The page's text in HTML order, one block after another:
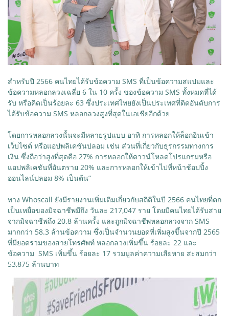
สำหรับปี 2566 คนไทยได้รับข้อความ SMS ที่เป็นข้อความสแปมและ
ข้อความหลอกลวงเฉลี่ย 6 ใน 10 ครั้ง ของข้อความ SMS ทั้งหมดที่ได้
รับ หรือคิดเป็นร้อยละ 63 ซึ่งประเทศไทยยังเป็นประเทศที่ติดอันดับการ
ได้รับข้อความ SMS หลอกลวงสูงที่สุดในเอเชียอีกด้วย
โดยการหลอกลวงนั้นจะมีหลายรูปแบบ อาทิ การหลอกให้ล็อกอินเข้า
เว็บไซต์ หรือแอปพลิเคชันปลอม เช่น ส่วนที่เกี่ยวกับธุรกรรมทางการ
เงิน ซึ่งถือว่าสูงที่สุดคือ 27% การหลอกให้ดาวน์โหลดโปรแกรมหรือ
แอปพลิเคชันที่อันตราย 20% และการหลอกให้เข้าไปที่หน้าช้อปปิ้ง
ออนไลน์ปลอม 8% เป็นต้น”
ทาง Whoscall ยังมีรายงานเพิ่มเติมเกี่ยวกับสถิติในปี 2566 คนไทยที่ตก
เป็นเหยื่อของมิจฉาชีพมีถึง วันละ 217,047 ราย โดยมีคนไทยได้รับสาย
จากมิจฉาชีพถึง 20.8 ล้านครั้ง และถูกมิจฉาชีพหลอกลวงจาก SMS
มากกว่า 58.3 ล้านข้อความ ซึ่งเป็นจำนวนยอดที่เพิ่มสูงขึ้นจากปี 2565
ที่มียอดรวมของสายโทรศัพท์ หลอกลวงเพิ่มขึ้น ร้อยละ 22 และ
ข้อความ SMS เพิ่มขึ้น ร้อยละ 17 รวมมูลค่าความเสียหาย สะสมกว่า
53,875 ล้านบาท